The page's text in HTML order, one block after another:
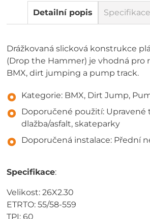
Detailní popis Specifikace
Drážkovaná slicková konstrukce
(Drop the Hammer) je vhodná pro
BMX, dirt jumping a pump track.
Kategorie: BMX, Dirt Jump,
Doporučené použití: Upravené
dlažba/asfalt, skateparky
Doporučená instalace: Přední
Specifikace:
Velikost: 26X2.30
ETRTO: 55/58-559
TPI: 60